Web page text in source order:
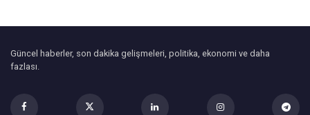
Güncel haberler, son dakika gelişmeleri, politika, ekonomi ve daha
fazlası.